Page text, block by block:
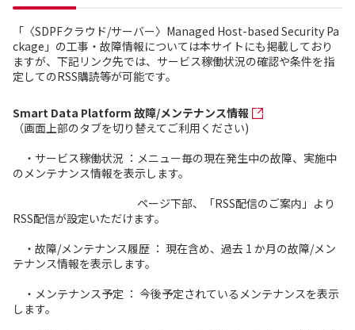
「〈SDPFクラウド/サーバー〉Managed Host-based Security Pa
ckage」の工事・故障情報については本サイトにも掲載しており
ますが、下記リンク先では、サービス稼働状況の確認や条件を指
定してのRSS購読等が可能です。
Smart Data Platform 故障/メンテナンス情報
（画面上部のタブを切り替えてご利用ください)
・サービス稼働状況 ：メニュー毎の現在発生中の故障、実施中
のメンテナンス情報を表示します。
ページ下部、「RSS配信のご案内」より
RSS配信が設定いただけます。
・故障/メンテナンス履歴 ： 現在含め、過去 1 か月の故障/メン
テナンス情報を表示します。
・メンテナンス予定 ： 今後予定されているメンテナンスを表示
します。